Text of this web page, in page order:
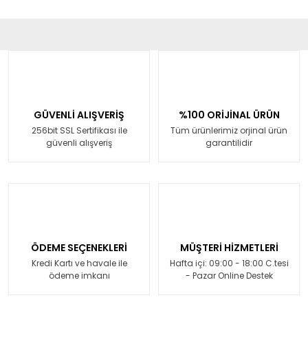
GÜVENLİ ALIŞVERİŞ
256bit SSL Sertifikası ile
güvenli alışveriş
%100 ORİJİNAL ÜRÜN
Tüm ürünlerimiz orjinal ürün
garantilidir
ÖDEME SEÇENEKLERİ
Kredi Kartı ve havale ile
ödeme imkanı
MÜŞTERİ HİZMETLERİ
Hafta içi: 09:00 - 18:00 C.tesi
- Pazar Online Destek